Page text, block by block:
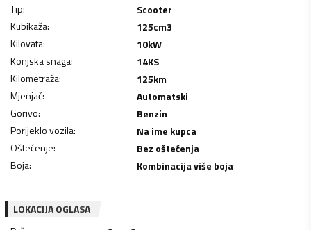
Tip:
Scooter
Kubikaža: 125cm3
Kilovata: 10kW
Konjska snaga: 14KS
Kilometraža: 125km
Mjenjač:
Automatski
Gorivo:
Benzin
Porijeklo vozila:
Na ime kupca
Oštećenje:
Bez oštećenja
Boja: Kombinacija više boja
LOKACIJA OGLASA